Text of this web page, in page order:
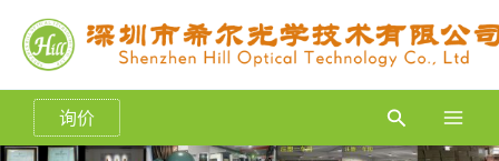
询价
搜
索
Main